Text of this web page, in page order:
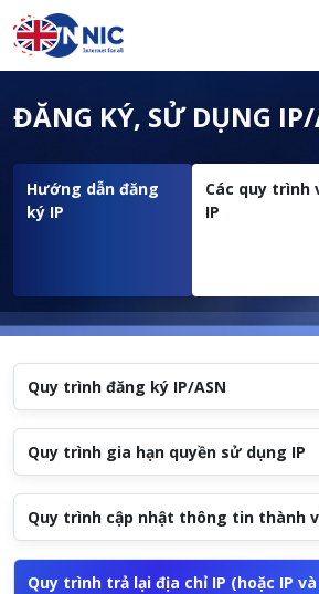
Nhảy đến nội dung
Menuheader của
ĐĂNG KÝ, SỬ DỤNG
Hướng dẫn đăng
ký IP
Các quy trình
IP
Quy trình đăng ký IP/ASN
Quy trình gia hạn quyền sử dụng IP
Quy trình cập nhật thông tin thành
Quy trình trả lại địa chỉ IP (hoặc IP và